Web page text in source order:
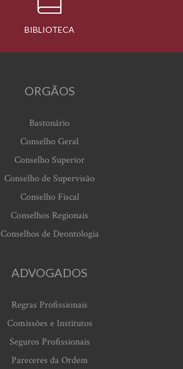
BIBLIOTECA
ORGÃOS
Bastonário
Conselho Geral
Conselho Superior
Conselho de Supervisão
Conselho Fiscal
Conselhos Regionais
Conselhos de Deontologia
ADVOGADOS
Regras Profissionais
Comissões e Institutos
Seguros Profissionais
Pareceres da Ordem